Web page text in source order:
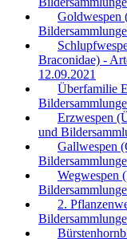
Goldwespen
Braconidae) -
12.09.2021
Überfamilie
Erzwespen
und
Gallwespen
Wegwespen
2.